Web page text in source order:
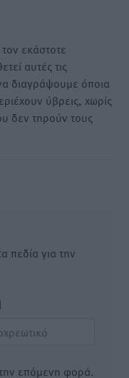
εκάστοτε
αυτές τις
διαγράψουμε όποια
ύβρεις, χωρίς
δεν τηρούν τους
πεδία για την
επόμενη φορά.